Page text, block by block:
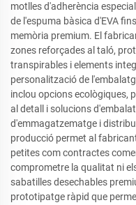
motlles d'adherència
de l'espuma bàsica d'EVA
memòria premium. El
zones reforçades al taló,
transpirables i elements
personalització de
inclou opcions ecològiques,
al detall i solucions
d'emmagatzematge i
producció permet al
petites com contractes
comprometre la qualitat ni
sabatilles desechables
prototipatge ràpid que